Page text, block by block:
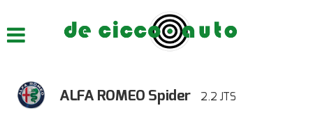
LISTA VEICOLIALFA ROMEO Spider 2.2 JTS